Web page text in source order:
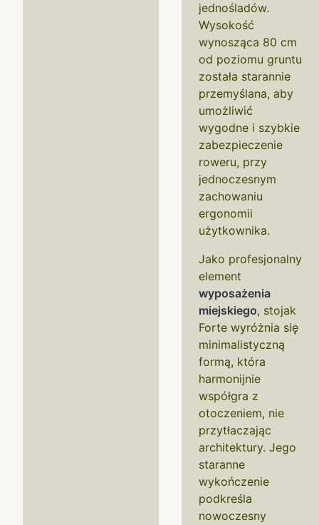
jednośladów.
Wysokość
wynosząca 80 cm
od poziomu gruntu
została starannie
przemyślana, aby
umożliwić
wygodne i szybkie
zabezpieczenie
roweru, przy
jednoczesnym
zachowaniu
ergonomii
użytkownika.
Jako profesjonalny
element
wyposażenia
miejskiego, stojak
Forte wyróżnia się
minimalistyczną
formą, która
harmonijnie
współgra z
otoczeniem, nie
przytłaczając
architektury. Jego
staranne
wykończenie
podkreśla
nowoczesny